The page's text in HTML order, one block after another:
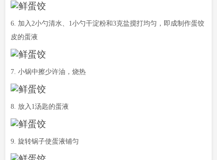
6. 加入2小勺清水、1小勺干淀粉和3克盐搅打均匀，即成制作蛋饺
皮的蛋液
7. 小锅中擦少许油，烧热
8. 放入1汤匙的蛋液
9. 旋转锅子使蛋液铺匀